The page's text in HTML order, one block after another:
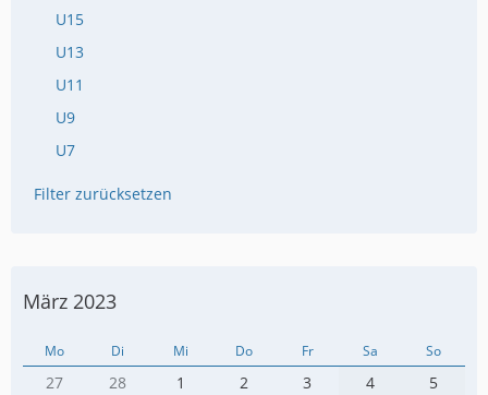
U15
U13
U11
U9
U7
Filter zurücksetzen
März 2023
Mo Di Mi Do Fr Sa So
27 28 1 2 3 4
5